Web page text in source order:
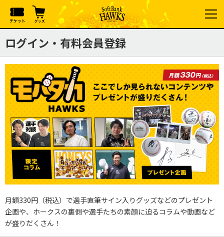
ログイン・有料会員登録
月額330円（税込）で選手直筆サイン入りグッズなどのプレゼント
企画や、ホークスの裏側や選手たちの素顔に迫るコラムや動画など
が盛りだくさん！